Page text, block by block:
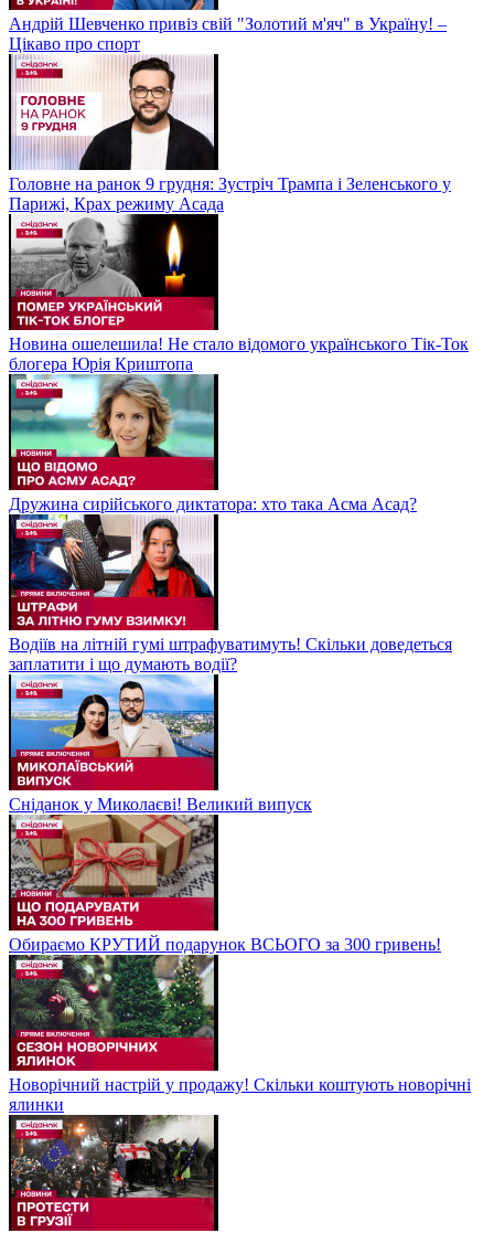
Андрій Шевченко привіз свій "Золотий м'яч" в Україну! –
Цікаво про спорт
Головне на ранок 9 грудня: Зустріч Трампа і Зеленського у
Парижі, Крах режиму Асада
Новина ошелешила! Не стало відомого українського Тік-Ток
блогера Юрія Криштопа
Дружина сирійського диктатора: хто така Асма Асад?
Водіїв на літній гумі штрафуватимуть! Скільки доведеться
заплатити і що думають водії?
Сніданок у Миколаєві! Великий випуск
Обираємо КРУТИЙ подарунок ВСЬОГО за 300 гривень!
Новорічний настрій у продажу! Скільки коштують новорічні
ялинки